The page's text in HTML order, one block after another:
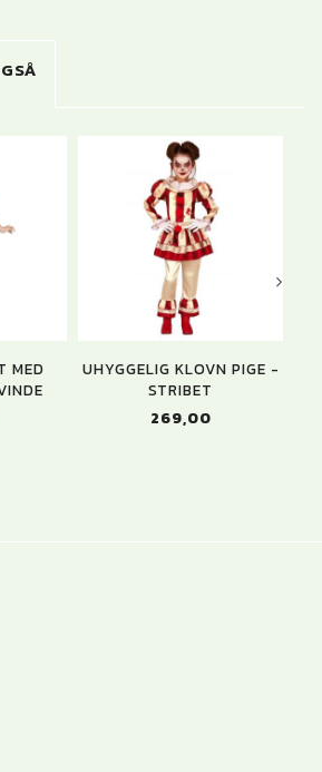
MED
UHYGGELIG KLOVN PIGE -
STRIBET
269,00